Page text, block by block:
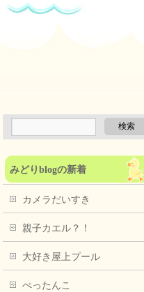
みどりblogの新着
カメラだいすき
親子カエル？！
大好き屋上プール
ぺったんこ